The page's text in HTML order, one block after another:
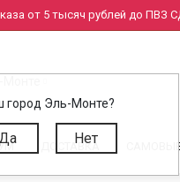
от 5 тысяч рублей до ПВЗ
город Эль-Монте?
Нет
ДОСТАВКА